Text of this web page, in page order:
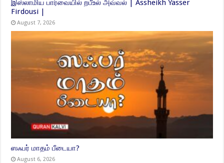
இஸ்லாமிய பார்வையில் றபீஉல் அவ்வல் | Assheikh Yasser
Firdousi |
August 7, 2026
ஸஃபர் மாதம் பீடையா?
August 6, 2026